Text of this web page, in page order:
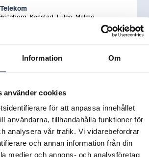
Information Om
använder cookies
för att anpassa innehållet
användarna, tillhandahålla funktioner för
analysera vår trafik. Vi vidarebefordrar
och annan information från din
medier och annons- och analysföretag
Karlstad, Lulea, Malmö,
BESS
Uppsala, Växjö
vattenverksamhet
Lulea, Skellefteå, Sundsvall, Umeå,
Eskilstuna, Gävle, Göteborg, Halmstad,